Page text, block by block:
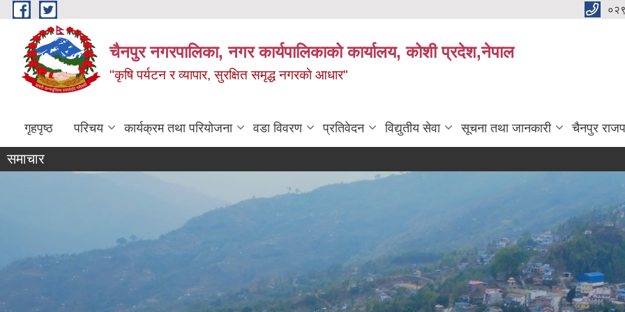
Skip to main content
चैनपुर नगरपालिका, नगर कार्यपालिकाको कार्यालय, कोशी प्रदेश,नेपाल
"कृषि पर्यटन र व्यापार, सुरक्षित समृद्ध नगरकाे आधार"
गृहपृष्ठ परिचय कार्यक्रम तथा परियोजना वडा विवरण प्रतिवेदन विद्युतीय सेवा सूचना तथा जानकारी चैनपुर
समाचार